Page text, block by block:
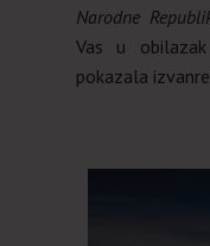
Narodne
Vas u
pokazala